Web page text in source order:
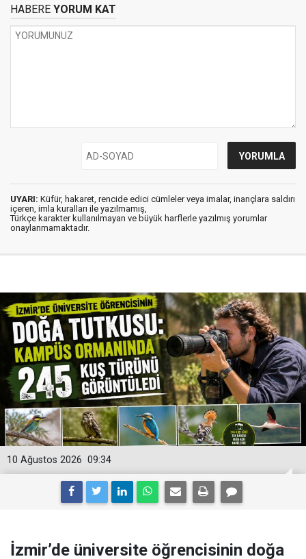
HABERE YORUM KAT
UYARI: Küfür, hakaret, rencide edici cümleler veya imalar, inançlara saldırı
içeren, imla kuralları ile yazılmamış,
Türkçe karakter kullanılmayan ve büyük harflerle yazılmış yorumlar
onaylanmamaktadır.
09:34
10 Ağustos 2026
İzmir’de üniversite öğrencisinin doğa